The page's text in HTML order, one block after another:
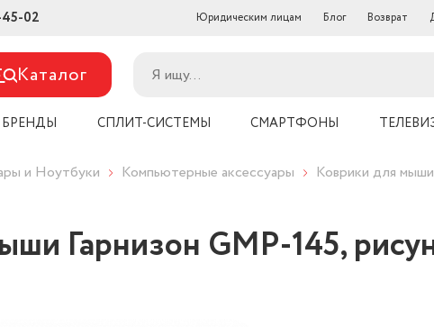
02 Юридическим лицам Блог Возврат
Каталог
БРЕНДЫ СПЛИТ-СИСТЕМЫ СМАРТФОНЫ
и Ноутбуки Компьютерные аксессуары Коврики для мыши
Гарнизон GMP-145,